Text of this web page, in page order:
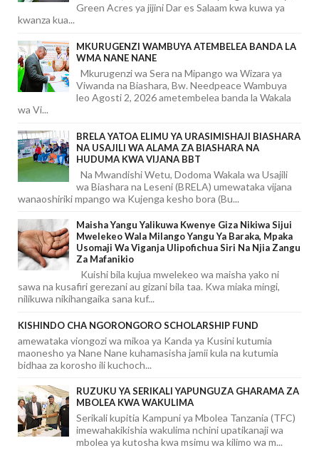
Green Acres ya jijini Dar es Salaam kwa kuwa ya
kwanza kua...
MKURUGENZI WAMBUYA ATEMBELEA BANDA LA
WMA NANE NANE
Mkurugenzi wa Sera na Mipango wa Wizara ya
Viwanda na Biashara, Bw. Needpeace Wambuya
leo Agosti 2, 2026 ametembelea banda la Wakala
wa Vi...
BRELA YATOA ELIMU YA URASIMISHAJI BIASHARA
NA USAJILI WA ALAMA ZA BIASHARA NA
HUDUMA KWA VIJANA BBT
Na Mwandishi Wetu, Dodoma Wakala wa Usajili
wa Biashara na Leseni (BRELA) umewataka vijana
wanaoshiriki mpango wa Kujenga kesho bora (Bu...
Maisha Yangu Yalikuwa Kwenye Giza Nikiwa Sijui
Mwelekeo Wala Milango Yangu Ya Baraka, Mpaka
Usomaji Wa Viganja Ulipofichua Siri Na Njia Zangu
Za Mafanikio
Kuishi bila kujua mwelekeo wa maisha yako ni
sawa na kusafiri gerezani au gizani bila taa. Kwa miaka mingi,
nilikuwa nikihangaika sana kuf...
KISHINDO CHA NGORONGORO SCHOLARSHIP FUND
amewataka viongozi wa mikoa ya Kanda ya Kusini kutumia
maonesho ya Nane Nane kuhamasisha jamii kula na kutumia
bidhaa za korosho ili kuchoch...
RUZUKU YA SERIKALI YAPUNGUZA GHARAMA ZA
MBOLEA KWA WAKULIMA
Serikali kupitia Kampuni ya Mbolea Tanzania (TFC)
imewahakikishia wakulima nchini upatikanaji wa
mbolea ya kutosha kwa msimu wa kilimo wa m...